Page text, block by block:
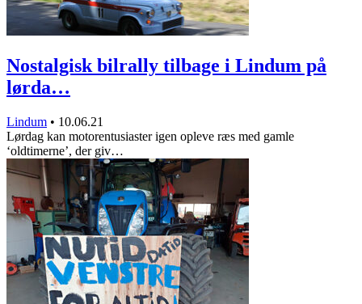
Nostalgisk bilrally tilbage i Lindum på
lørda…
Lindum • 10.06.21
Lørdag kan motorentusiaster igen opleve ræs med gamle
‘oldtimerne’, der giv…